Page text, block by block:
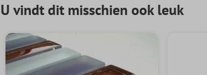
U vindt dit misschien ook leuk